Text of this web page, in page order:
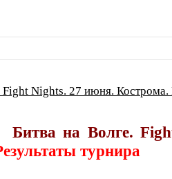
Fight Nights. 27 июня. Кострома.
Битва на Волге.
турнира